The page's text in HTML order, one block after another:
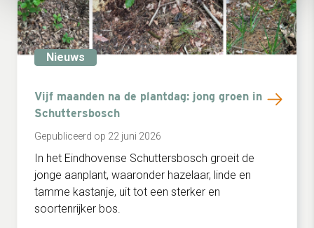
Nieuws
Vijf maanden na de plantdag: jong groen in
Schuttersbosch
Gepubliceerd op 22 juni 2026
In het Eindhovense Schuttersbosch groeit de
jonge aanplant, waaronder hazelaar, linde en
tamme kastanje, uit tot een sterker en
soortenrijker bos.